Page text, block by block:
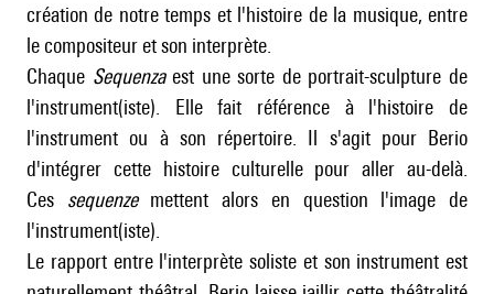
création de notre temps et l'histoire de la musique, entre
le compositeur et son interprète.
Chaque Sequenzaest une sorte de portrait-sculpture de
l'instrument(iste). Elle fait référence à l'histoire de
l'instrument ou à son répertoire. Il s'agit pour Berio
d'intégrer cette histoire culturelle pour aller au-delà.
Ces sequenzemettent alors en question l'image de
l'instrument(iste).
Le rapport entre l'interprète soliste et son instrument est